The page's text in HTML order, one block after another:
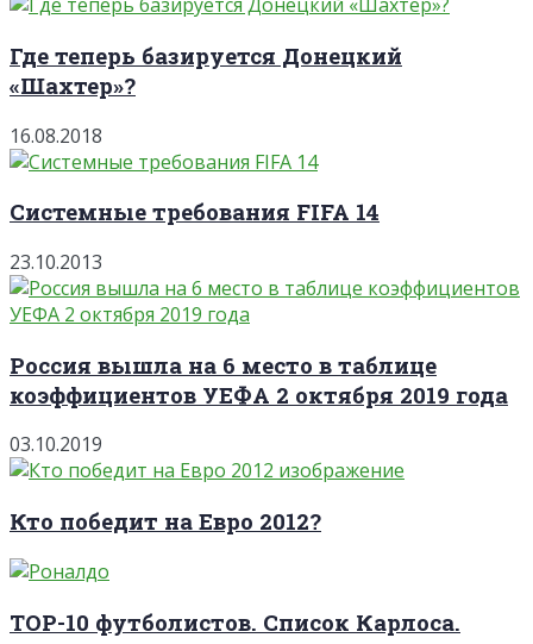
Где теперь базируется Донецкий
«Шахтер»?
16.08.2018
Системные требования FIFA 14
23.10.2013
Россия вышла на 6 место в таблице
коэффициентов УЕФА 2 октября 2019 года
03.10.2019
Кто победит на Евро 2012?
TOP-10 футболистов. Список Карлоса.